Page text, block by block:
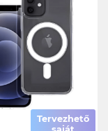
Tervezhető